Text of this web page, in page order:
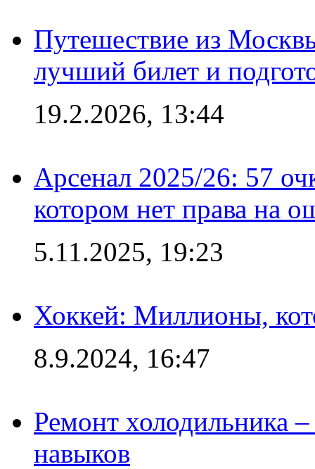
Путешествие из
лучший билет и
19.2.2026, 13:44
Арсенал 2025/26: 57
котором нет права на
5.11.2025, 19:23
Хоккей: Миллионы,
8.9.2024, 16:47
Ремонт холодильника
навыков